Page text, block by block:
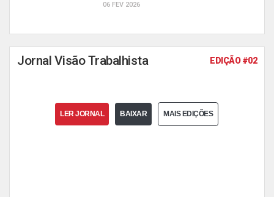
06 FEV 2026
Jornal Visão Trabalhista EDIÇÃO #02
LER JORNAL BAIXAR MAIS EDIÇÕES